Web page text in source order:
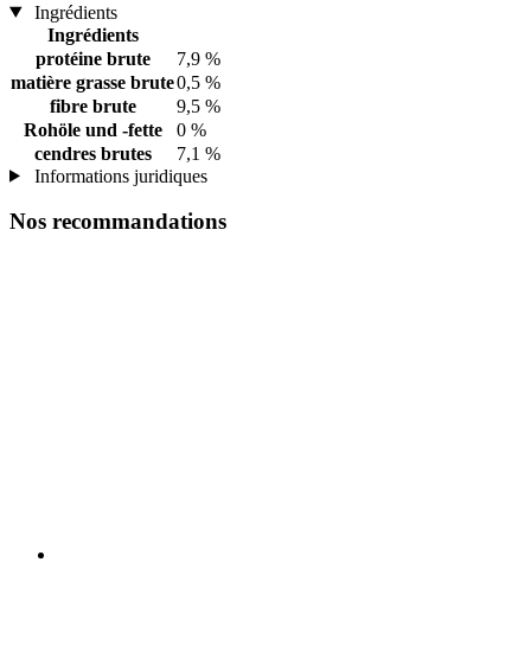
Ingrédients
Ingrédients
protéine brute
7,9 %
matière grasse brute0,5 %
fibre brute
9,5 %
Rohöle und -fette
0 %
cendres brutes
7,1 %
Informations juridiques
Nos recommandations